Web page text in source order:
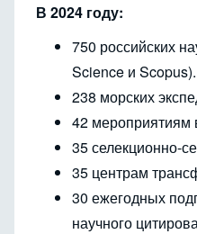
В 2024 году:
750 российских
Science и Scopus).
238 морских
42 мероприятиям
35 селекционно-
35 центрам
30 ежегодных
научного